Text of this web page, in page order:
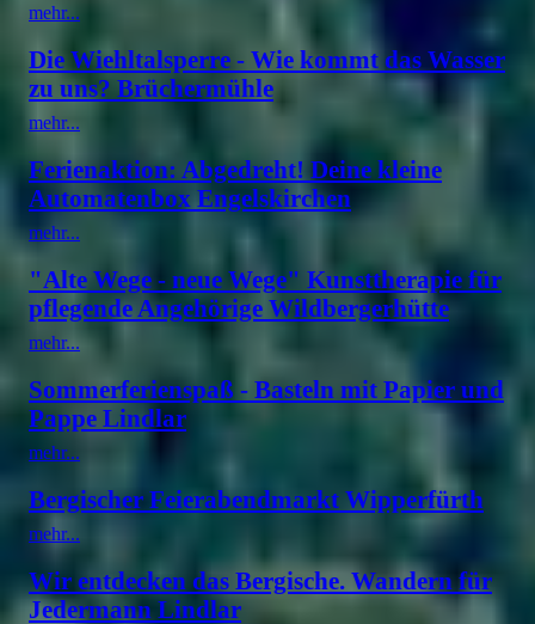
mehr...
Die Wiehltalsperre - Wie kommt das Wasser
zu uns? Brüchermühle
mehr...
Ferienaktion: Abgedreht! Deine kleine
Automatenbox Engelskirchen
mehr...
"Alte Wege - neue Wege" Kunsttherapie für
pflegende Angehörige Wildbergerhütte
mehr...
Sommerferienspaß - Basteln mit Papier und
Pappe Lindlar
mehr...
Bergischer Feierabendmarkt Wipperfürth
mehr...
Wir entdecken das Bergische. Wandern für
Jedermann Lindlar